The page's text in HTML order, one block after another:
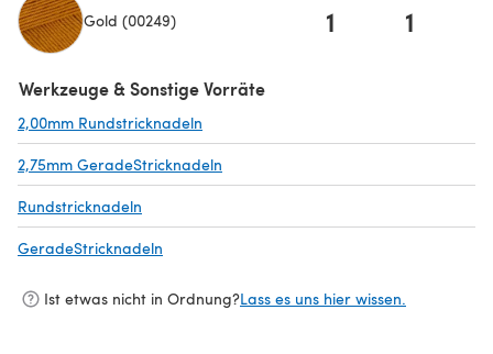
Gold (00249) 1 1
Werkzeuge & Sonstige Vorräte
2,00mm Rundstricknadeln
2,75mm GeradeStricknadeln
Rundstricknadeln
GeradeStricknadeln
Ist etwas nicht in Ordnung?Lass es uns hier wissen.